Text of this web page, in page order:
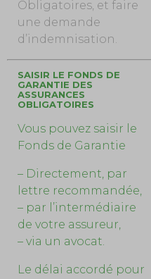
Obligatoires, et faire
une demande
d’indemnisation.
SAISIR LE FONDS DE
GARANTIE DES
ASSURANCES
OBLIGATOIRES
Vous pouvez saisir le
Fonds de Garantie
– Directement, par
lettre recommandée,
– par l’intermédiaire
de votre assureur,
– via un avocat.
Le délai accordé pour